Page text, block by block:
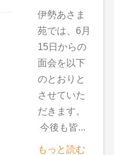
伊勢あさま
苑では、6月
15日からの
面会を以下
のとおりと
させていた
だきます。
今後も皆...
もっと読む